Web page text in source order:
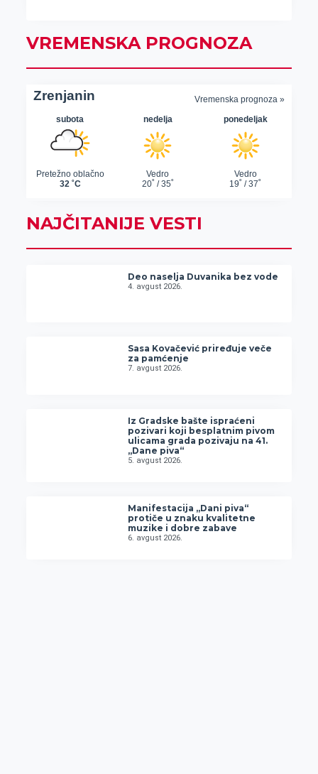
VREMENSKA PROGNOZA
NAJČITANIJE VESTI
Deo naselja Duvanika bez vode
4. avgust 2026.
Sasa Kovačević priređuje veče
za pamćenje
7. avgust 2026.
Iz Gradske bašte ispraćeni
pozivari koji besplatnim pivom
ulicama grada pozivaju na 41.
„Dane piva“
5. avgust 2026.
Manifestacija „Dani piva“
protiče u znaku kvalitetne
muzike i dobre zabave
6. avgust 2026.